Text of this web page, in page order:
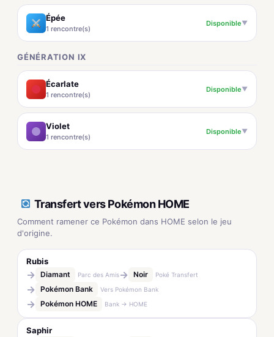
Épée
1 rencontre(s)
Disponible▼
GÉNÉRATION IX
Écarlate
1 rencontre(s)
Disponible▼
Violet
1 rencontre(s)
Disponible▼
Transfert vers Pokémon HOME
Comment ramener ce Pokémon dans HOME selon le jeu
d'origine.
Rubis
→ Diamant Parc des Amis→ Noir Poké Transfert
→ Pokémon Bank Vers Pokémon Bank
→ Pokémon HOME Bank → HOME
Saphir